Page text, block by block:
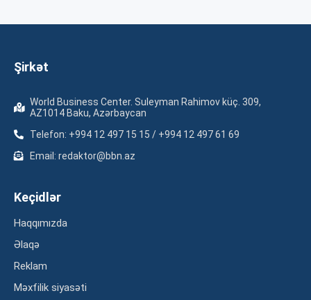
Şirkət
World Business Center. Suleyman Rahimov küç. 309,
AZ1014 Baku, Azərbaycan
Telefon: +994 12 497 15 15 / +994 12 497 61 69
Email: redaktor@bbn.az
Keçidlər
Haqqımızda
Əlaqə
Reklam
Məxfilik siyasəti